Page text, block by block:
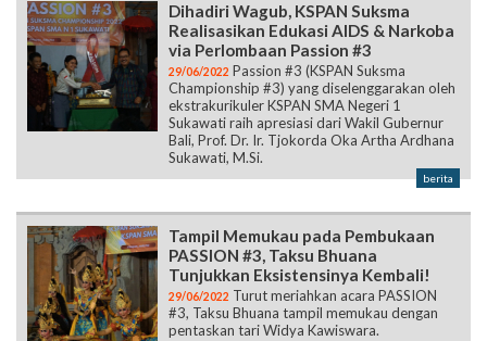
Dihadiri Wagub, KSPAN Suksma
Realisasikan Edukasi AIDS & Narkoba
via Perlombaan Passion #3
29/06/2022 Passion #3 (KSPAN Suksma
Championship #3) yang diselenggarakan oleh
ekstrakurikuler KSPAN SMA Negeri 1
Sukawati raih apresiasi dari Wakil Gubernur
Bali, Prof. Dr. Ir. Tjokorda Oka Artha Ardhana
Sukawati, M.Si.
berita
Tampil Memukau pada Pembukaan
PASSION #3, Taksu Bhuana
Tunjukkan Eksistensinya Kembali!
29/06/2022 Turut meriahkan acara PASSION
#3, Taksu Bhuana tampil memukau dengan
pentaskan tari Widya Kawiswara.